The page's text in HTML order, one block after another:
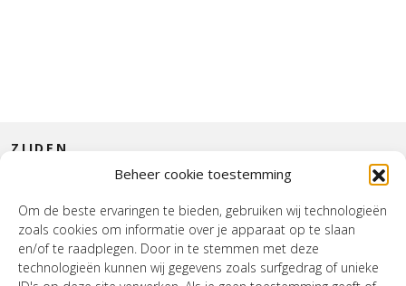
Beheer cookie toestemming
Om de beste ervaringen te bieden, gebruiken wij technologieën
zoals cookies om informatie over je apparaat op te slaan
en/of te raadplegen. Door in te stemmen met deze
technologieën kunnen wij gegevens zoals surfgedrag of unieke
HOUSE OF WURPEL
ZIJDEN
INTERIEUR